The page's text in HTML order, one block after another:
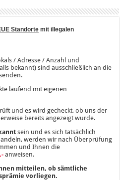
Standorte mit illegalen
/ Adresse / Anzahl und
bekannt) sind ausschließlich an die
laufend mit eigenen
und es wird gecheckt, ob uns der
bereits angezeigt wurde.
sein und es sich tatsächlich
werden wir nach Überprüfung
und Ihnen die
anweisen.
mitteilen, ob sämtliche
vorliegen.